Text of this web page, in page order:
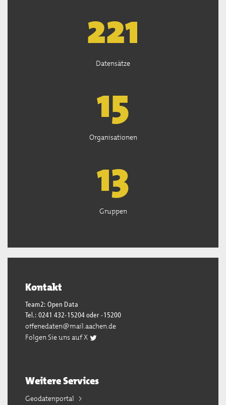
222
Datensätze
15
Organisationen
13
Gruppen
Kontakt
Team2: Open Data
Tel.: 0241 432-15204 oder -15200
offenedaten@mail.aachen.de
Folgen Sie uns auf X
Weitere Services
Geodatenportal